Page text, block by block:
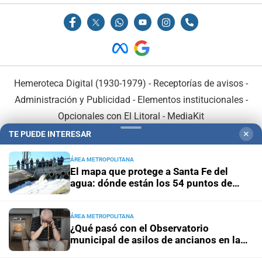
Hemeroteca Digital (1930-1979) - Receptorías de avisos -
Administración y Publicidad - Elementos institucionales-
Opcionales con El Litoral - MediaKit
En Asociación con:
TE PUEDE INTERESAR ✕
ÁREA METROPOLITANA
El mapa que protege a Santa Fe del
agua: dónde están los 54 puntos de
ÁREA METROPOLITANA
¿Qué pasó con el Observatorio
municipal de asilos de ancianos en la